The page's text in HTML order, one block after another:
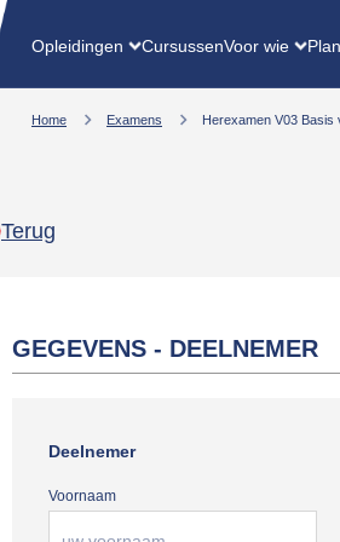
Opleidingen CursussenVoor wie
Home Examens Herexamen V03 Basis
Terug
GEGEVENS - DEELNEMER
Deelnemer
Voornaam